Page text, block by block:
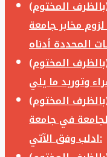
المختوم)
مخابر جامعة
المختوم)
المختوم)
في جامعة
ادلب وفق الآتي: